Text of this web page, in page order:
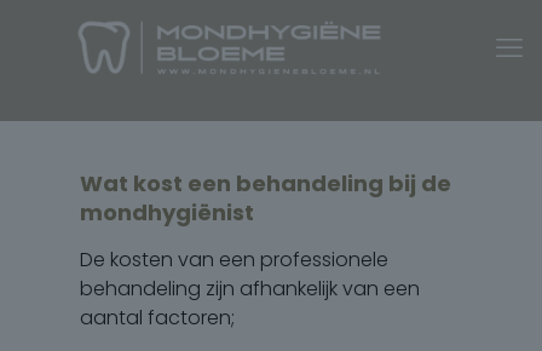
Wat kost een behandeling bij de
mondhygiënist
De kosten van een professionele
behandeling zijn afhankelijk van een
aantal factoren;